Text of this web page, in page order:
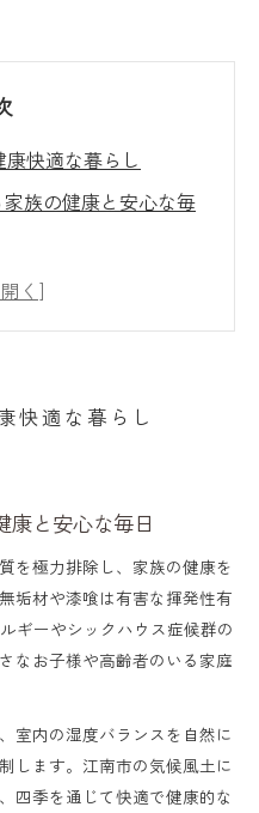
快適な暮らし
族の健康と安心な毎
な室内環境を楽しむ
快適性と住み心地の
材建築の魅力
自然素材の選び方と
快適な自然素材住宅
快適な暮らし
康と安心な毎日
を極力排除し、家族の健康を
垢材や漆喰は有害な揮発性有
ギーやシックハウス症候群の
なお子様や高齢者のいる家庭
室内の湿度バランスを自然に
します。江南市の気候風土に
四季を通じて快適で健康的な